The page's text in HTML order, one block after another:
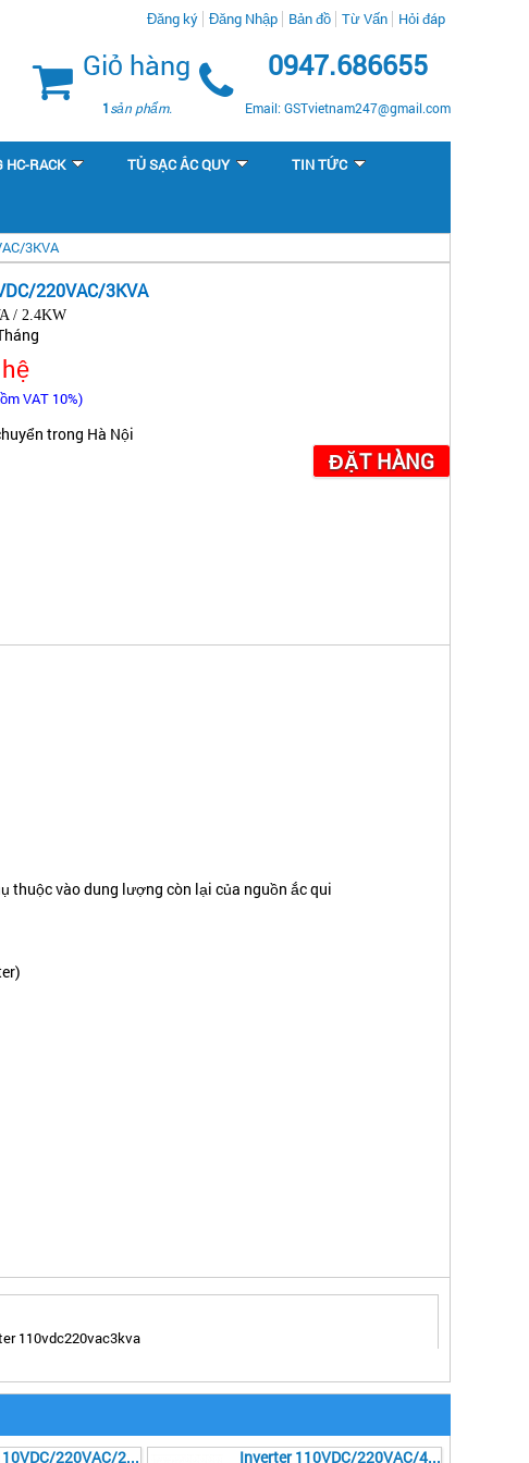
Đăng ký Đăng Nhập Bản đồ Từ Vấn Hỏi đáp
Giỏ hàng
1sản phẩm.
0947.686655
Email: GSTvietnam247@gmail.com
HC-RACK TỦ SẠC ẮC QUY TIN TỨC
3KVA
220VAC/3KVA
/ 2.4KW
VAT 10%)
trong Hà Nội
ĐẶT HÀNG
thuộc vào dung lượng còn lại của nguồn ắc qui
110vdc220vac3kva
Inverter 110VDC/220VAC/2KVA Inverter 110VDC/220VAC/4KVA